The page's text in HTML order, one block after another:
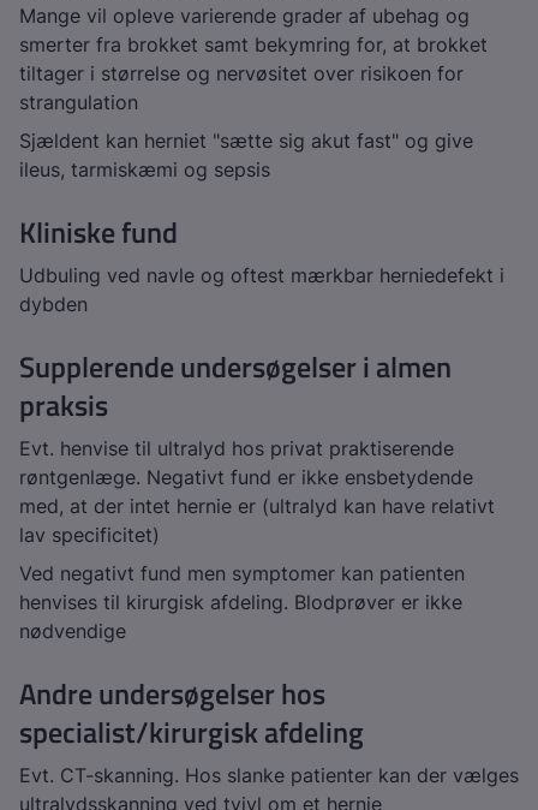
Mange vil opleve varierende grader af ubehag og
smerter fra brokket samt bekymring for, at brokket
tiltager i størrelse og nervøsitet over risikoen for
strangulation
Sjældent kan herniet "sætte sig akut fast" og give
ileus, tarmiskæmi og sepsis
Kliniske fund
Udbuling ved navle og oftest mærkbar herniedefekt i
dybden
Supplerende undersøgelser i almen
praksis
Evt. henvise til ultralyd hos privat praktiserende
røntgenlæge. Negativt fund er ikke ensbetydende
med, at der intet hernie er (ultralyd kan have relativt
lav specificitet)
Ved negativt fund men symptomer kan patienten
henvises til kirurgisk afdeling. Blodprøver er ikke
nødvendige
Andre undersøgelser hos
specialist/kirurgisk afdeling
Evt. CT-skanning. Hos slanke patienter kan der vælges
ultralydsskanning ved tvivl om et hernie